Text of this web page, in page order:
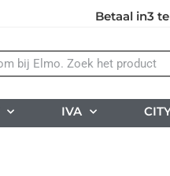
Betaal in3
IVA